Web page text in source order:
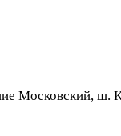
Московский,